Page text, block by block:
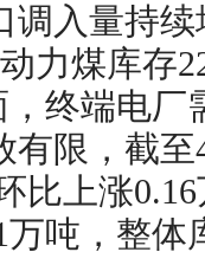
调入量持
力煤库存
终端电
有限，截
比上涨
吨，整体